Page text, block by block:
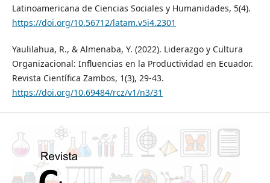
Latinoamericana de Ciencias Sociales y Humanidades, 5(4).
https://doi.org/10.56712/latam.v5i4.2301
Yaulilahua, R., & Almenaba, Y. (2022). Liderazgo y Cultura
Organizacional: Influencias en la Productividad en Ecuador.
Revista Científica Zambos, 1(3), 29-43.
https://doi.org/10.69484/rcz/v1/n3/31